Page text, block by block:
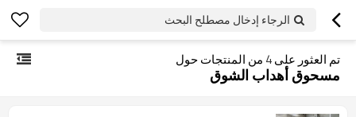
الرجاء إدخال مصطلح البحث
تم العثور على4 من المنتجات حول
مسحوق أهداب الشوق